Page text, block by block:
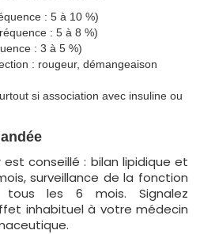
: 5 à 10 %)
: 5 à 8 %)
: 3 à 5 %)
: rougeur, démangeaison
si association avec insuline ou
est conseillé : bilan lipidique et
surveillance de la fonction
les 6 mois. Signalez
inhabituel à votre médecin